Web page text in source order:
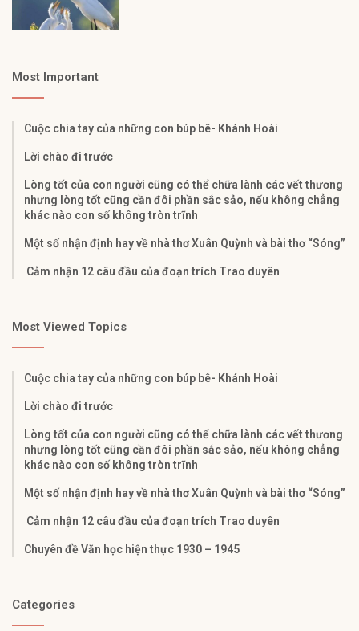
Most Important
Cuộc chia tay của những con búp bê- Khánh Hoài
Lời chào đi trước
Lòng tốt của con người cũng có thể chữa lành các vết thương
nhưng lòng tốt cũng cần đôi phần sắc sảo, nếu không chẳng
khác nào con số không tròn trĩnh
Một số nhận định hay về nhà thơ Xuân Quỳnh và bài thơ “Sóng”
Cảm nhận 12 câu đầu của đoạn trích Trao duyên
Most Viewed Topics
Cuộc chia tay của những con búp bê- Khánh Hoài
Lời chào đi trước
Lòng tốt của con người cũng có thể chữa lành các vết thương
nhưng lòng tốt cũng cần đôi phần sắc sảo, nếu không chẳng
khác nào con số không tròn trĩnh
Một số nhận định hay về nhà thơ Xuân Quỳnh và bài thơ “Sóng”
Cảm nhận 12 câu đầu của đoạn trích Trao duyên
Chuyên đề Văn học hiện thực 1930 – 1945
Categories